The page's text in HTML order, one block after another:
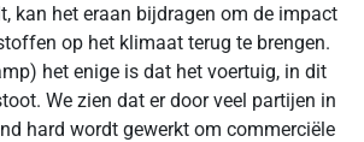
kan het eraan bijdragen om de impact
op het klimaat terug te brengen.
het enige is dat het voertuig, in dit
We zien dat er door veel partijen in
hard wordt gewerkt om commerciële